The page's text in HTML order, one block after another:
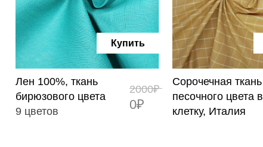
Купить
Лен 100%, ткань
бирюзового цвета
9 цветов
2000₽
0₽
Сорочечная ткань
песочного цвета в
клетку, Италия